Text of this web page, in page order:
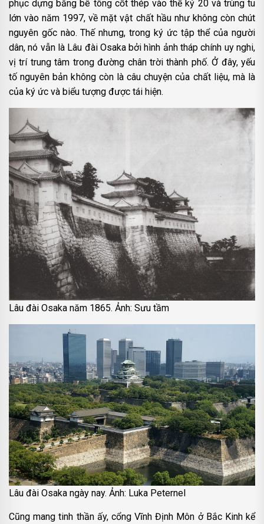
phục dựng bằng bê tông cốt thép vào thế kỷ 20 và trùng tu
lớn vào năm 1997, về mặt vật chất hầu như không còn chút
nguyên gốc nào. Thế nhưng, trong ký ức tập thể của người
dân, nó vẫn là Lâu đài Osaka bởi hình ảnh tháp chính uy nghi,
vị trí trung tâm trong đường chân trời thành phố. Ở đây, yếu
tố nguyên bản không còn là câu chuyện của chất liệu, mà là
của ký ức và biểu tượng được tái hiện.
Lâu đài Osaka năm 1865. Ảnh: Sưu tầm
Lâu đài Osaka ngày nay. Ảnh: Luka Peternel
Cũng mang tinh thần ấy, cổng Vĩnh Định Môn ở Bắc Kinh kể